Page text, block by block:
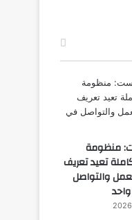
منظومة
تعيد تعريف
والتواصل